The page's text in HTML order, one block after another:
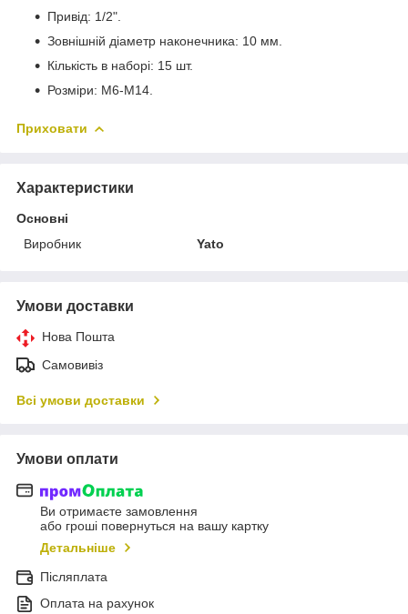
Привід: 1/2".
Зовнішній діаметр наконечника: 10 мм.
Кількість в наборі: 15 шт.
Розміри: M6-M14.
Приховати
Характеристики
Основні
Виробник
Yato
Умови доставки
Нова Пошта
Самовивіз
Всі умови доставки
Умови оплати
Ви отримаєте замовлення
або гроші повернуться на вашу картку
Детальніше
Післяплата
Оплата на рахунок